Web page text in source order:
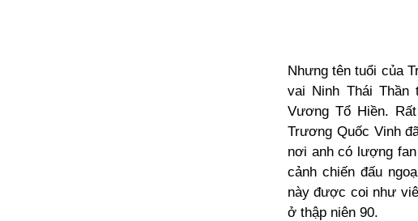
Nhưng tên tuổi của
vai Ninh Thái Thần
Vương Tổ Hiền.
Trương Quốc Vinh
nơi anh có lượng
cảnh chiến đấu
này được coi như
ở thập niên 90.